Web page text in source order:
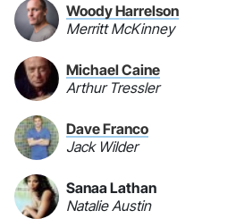
Woody Harrelson
Merritt McKinney
Michael Caine
Arthur Tressler
Dave Franco
Jack Wilder
Sanaa Lathan
Natalie Austin